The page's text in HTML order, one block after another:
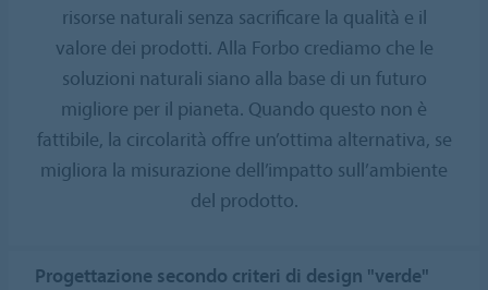
risorse naturali senza sacrificare la qualità e il
valore dei prodotti. Alla Forbo crediamo che le
soluzioni naturali siano alla base di un futuro
migliore per il pianeta. Quando questo non è
fattibile, la circolarità offre un’ottima alternativa, se
migliora la misurazione dell’impatto sull’ambiente
del prodotto.
Progettazione secondo criteri di design "verde"